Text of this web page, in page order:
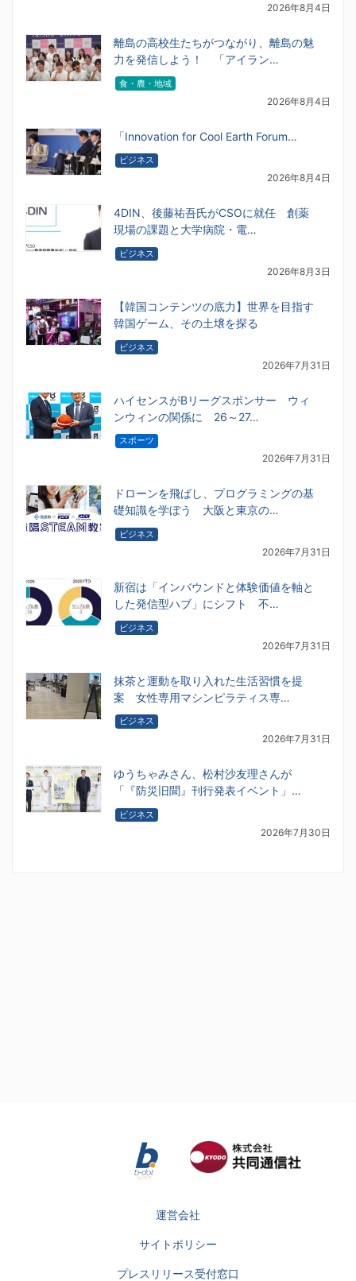
2026年8月4日
離島の高校生たちがつながり、離島の魅
力を発信しよう！ 「アイラン…
食・農・地域
2026年8月4日
「Innovation for Cool Earth Forum…
ビジネス
2026年8月4日
4DIN、後藤祐吾氏がCSOに就任 創薬
現場の課題と大学病院・電…
ビジネス
2026年8月3日
【韓国コンテンツの底力】世界を目指す
韓国ゲーム、その土壌を探る
ビジネス
2026年7月31日
ハイセンスがBリーグスポンサー ウィ
ンウィンの関係に 26～27…
スポーツ
2026年7月31日
ドローンを飛ばし、プログラミングの基
礎知識を学ぼう 大阪と東京の…
ビジネス
2026年7月31日
新宿は「インバウンドと体験価値を軸と
した発信型ハブ」にシフト 不…
ビジネス
2026年7月31日
抹茶と運動を取り入れた生活習慣を提
案 女性専用マシンピラティス専…
ビジネス
2026年7月31日
ゆうちゃみさん、松村沙友理さんが
「『防災旧聞』刊行発表イベント」…
ビジネス
2026年7月30日
運営会社
サイトポリシー
プレスリリース受付窓口